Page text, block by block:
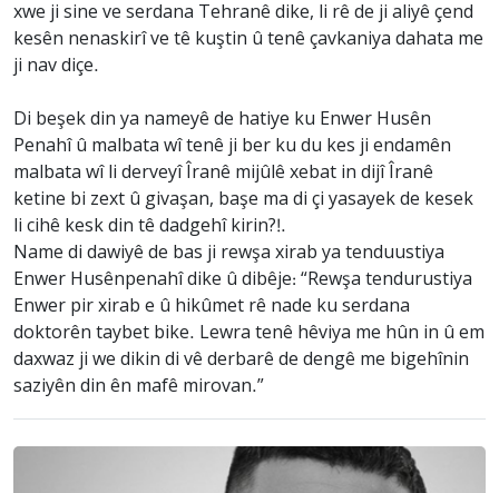
xwe ji sine ve serdana Tehranê dike, li rê de ji aliyê çend
kesên nenaskirî ve tê kuştin û tenê çavkaniya dahata me
ji nav diçe.
Di beşek din ya nameyê de hatiye ku Enwer Husên
Penahî û malbata wî tenê ji ber ku du kes ji endamên
malbata wî li derveyî Îranê mijûlê xebat in dijî Îranê
ketine bi zext û givaşan, başe ma di çi yasayek de kesek
li cihê kesk din tê dadgehî kirin?!.
Name di dawiyê de bas ji rewşa xirab ya tenduustiya
Enwer Husênpenahî dike û dibêje: “Rewşa tendurustiya
Enwer pir xirab e û hikûmet rê nade ku serdana
doktorên taybet bike. Lewra tenê hêviya me hûn in û em
daxwaz ji we dikin di vê derbarê de dengê me bigehînin
saziyên din ên mafê mirovan.”